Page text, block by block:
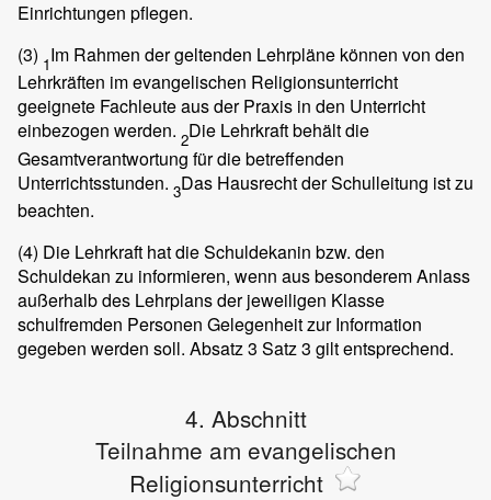
Einrichtungen pflegen.
(3) 1Im Rahmen der geltenden Lehrpläne können von den
Lehrkräften im evangelischen Religionsunterricht
geeignete Fachleute aus der Praxis in den Unterricht
einbezogen werden. 2Die Lehrkraft behält die
Gesamtverantwortung für die betreffenden
Unterrichtsstunden. 3Das Hausrecht der Schulleitung ist zu
beachten.
(4) Die Lehrkraft hat die Schuldekanin bzw. den
Schuldekan zu informieren, wenn aus besonderem Anlass
außerhalb des Lehrplans der jeweiligen Klasse
schulfremden Personen Gelegenheit zur Information
gegeben werden soll. Absatz 3 Satz 3 gilt entsprechend.
4. Abschnitt
Teilnahme am evangelischen
Religionsunterricht